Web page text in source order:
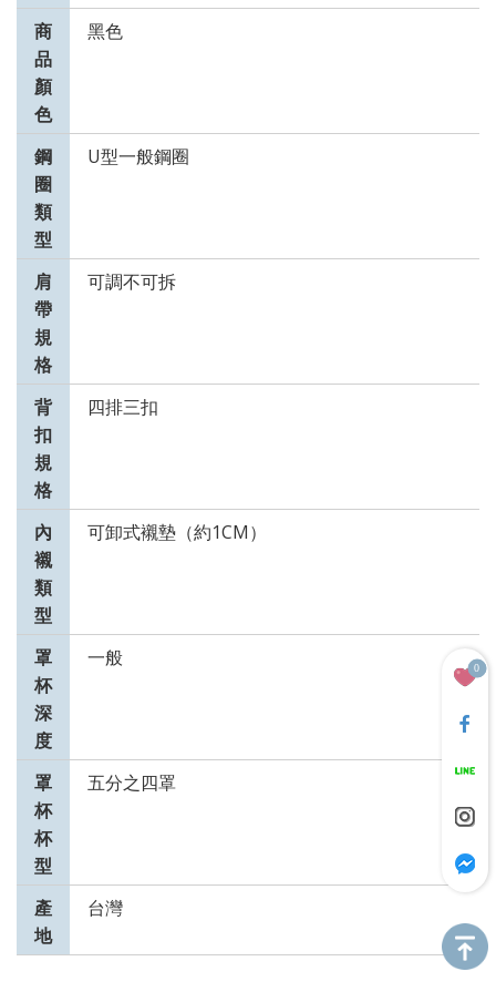
商
品
顏
色
黑色
鋼
圈
類
型
U型一般鋼圈
肩
帶
規
格
可調不可拆
背
扣
規
格
四排三扣
內
襯
類
型
可卸式襯墊（約1CM）
罩
杯
深
度
一般
罩
杯
杯
型
五分之四罩
產
地
台灣
0